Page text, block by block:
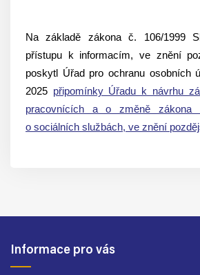
Na základě zákona č. 106/1999
přístupu k informacím, ve znění
poskytl Úřad pro ochranu osobních
2025 připomínky Úřadu k návrhu
pracovnících a o změně zákona
o sociálních službách, ve znění
Informace pro vás